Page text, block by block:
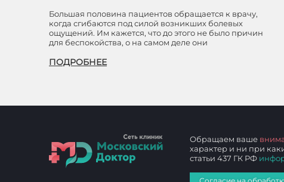
Большая половина пациентов обращается к врачу,
когда сгибаются под силой возникших болевых
ощущений. Им кажется, что до этого не было причин
для беспокойства, о на самом деле они
ПОДРОБНЕЕ
Обращаем ваше
характер и ни при
статьи 437 ГК РФ